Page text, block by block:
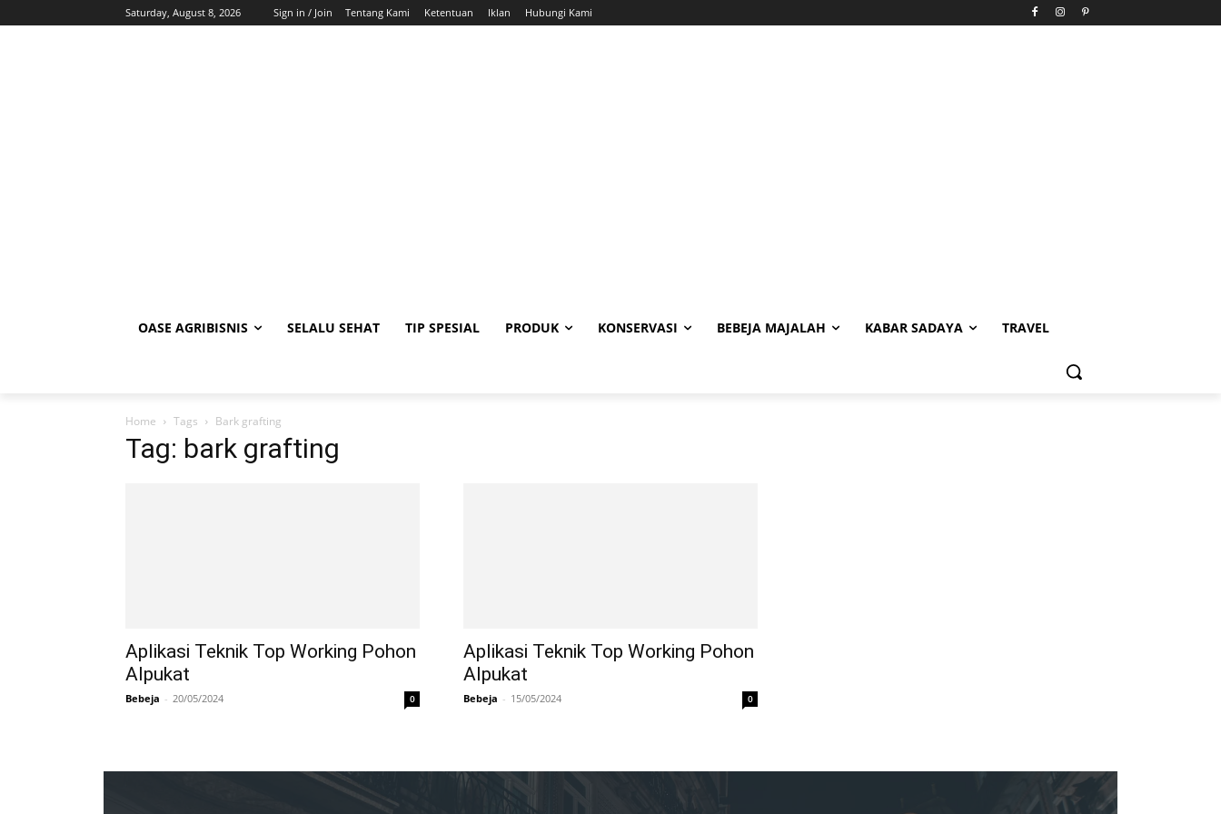
Saturday, August 8, 2026 Sign in / Join Tentang Kami Ketentuan Iklan Hubungi Kami
OASE AGRIBISNIS SELALU SEHAT TIP SPESIAL PRODUK KONSERVASI BEBEJA MAJALAH KABAR SADAYA TRAVEL
Home Tags Bark grafting
Tag: bark grafting
Aplikasi Teknik Top Working Pohon
Alpukat
Bebeja - 20/05/2024 0
Aplikasi Teknik Top Working Pohon
Alpukat
Bebeja - 15/05/2024 0